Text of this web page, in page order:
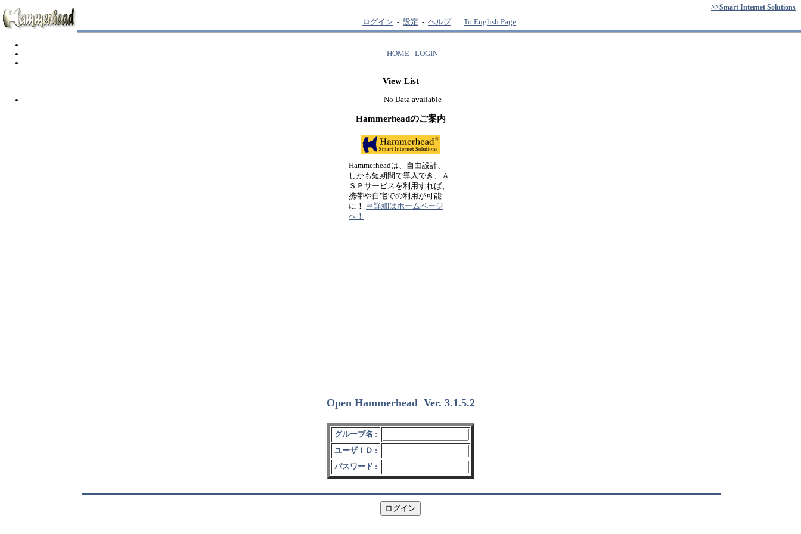
>>Smart Internet Solutions
ログイン - 設定 - ヘルプ To English Page
HOME | LOGIN
View List
No Data available
Hammerheadのご案内
Hammerheadは、自由設計、
しかも短期間で導入でき、Ａ
ＳＰサービスを利用すれば、
携帯や自宅での利用が可能
に！ ⇒詳細はホームページ
へ！
Open Hammerhead Ver. 3.1.5.2
グループ名 :
ユーザＩＤ :
パスワード :